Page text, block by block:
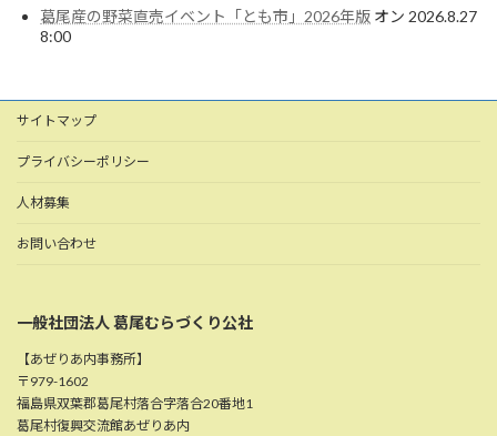
葛尾産の野菜直売イベント「とも市」2026年版 オン 2026.8.27
8:00
サイトマップ
プライバシーポリシー
人材募集
お問い合わせ
一般社団法人 葛尾むらづくり公社
【あぜりあ内事務所】
〒979-1602
福島県双葉郡葛尾村落合字落合20番地1
葛尾村復興交流館あぜりあ内